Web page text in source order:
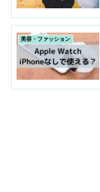
美容・ファッション